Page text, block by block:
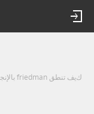
كيف تنطق friedman بالإنجليزية